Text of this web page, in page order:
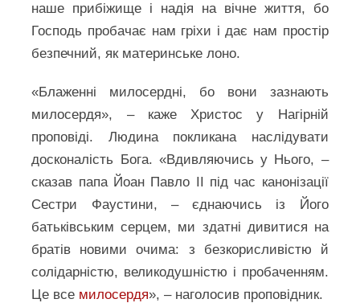
наше прибіжище і надія на вічне життя, бо
Господь пробачає нам гріхи і дає нам простір
безпечний, як материнське лоно.
«Блаженні милосердні, бо вони зазнають
милосердя», – каже Христос у Нагірній
проповіді. Людина покликана наслідувати
досконалість Бога. «Вдивляючись у Нього, –
сказав папа Йоан Павло ІІ під час канонізації
Сестри Фаустини, – єднаючись із Його
батьківським серцем, ми здатні дивитися на
братів новими очима: з безкорисливістю й
солідарністю, великодушністю і пробаченням.
Це все милосердя», – наголосив проповідник.